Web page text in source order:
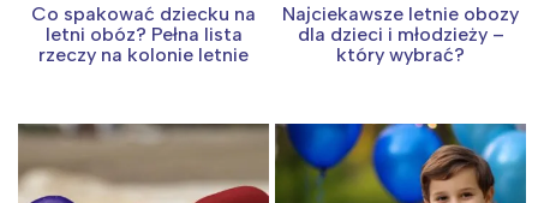
Co spakować dziecku na
letni obóz? Pełna lista
rzeczy na kolonie letnie
Najciekawsze letnie obozy
dla dzieci i młodzieży –
który wybrać?